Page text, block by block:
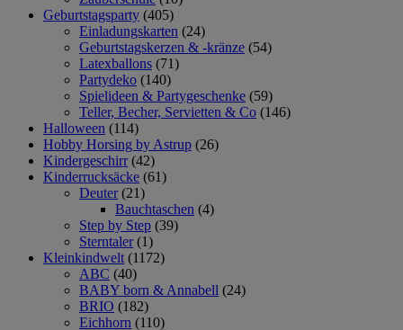
Geburtstagsparty (405)
Einladungskarten (24)
Geburtstagskerzen & -kränze (54)
Latexballons (71)
Partydeko (140)
Spielideen & Partygeschenke (59)
Teller, Becher, Servietten & Co (146)
Halloween (114)
Hobby Horsing by Astrup (26)
Kindergeschirr (42)
Kinderrucksäcke (61)
Deuter (21)
Bauchtaschen (4)
Step by Step (39)
Sterntaler (1)
Kleinkindwelt (1172)
ABC (40)
BABY born & Annabell (24)
BRIO (182)
Eichhorn (110)